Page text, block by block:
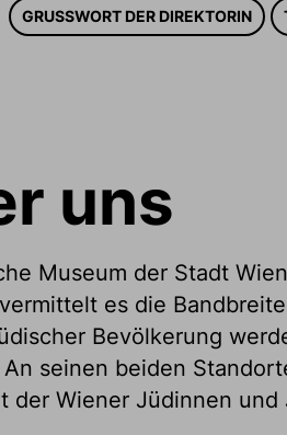
GRUSSWORT DER DIREKTORIN
uns
Museum der Stadt
es die
Bevölkerung
seinen beiden
der Wiener Jüdinnen